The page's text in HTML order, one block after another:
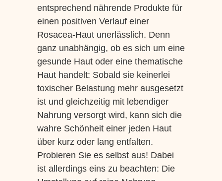
entsprechend nährende Produkte für
einen positiven Verlauf einer
Rosacea-Haut unerlässlich. Denn
ganz unabhängig, ob es sich um eine
gesunde Haut oder eine thematische
Haut handelt: Sobald sie keinerlei
toxischer Belastung mehr ausgesetzt
ist und gleichzeitig mit lebendiger
Nahrung versorgt wird, kann sich die
wahre Schönheit einer jeden Haut
über kurz oder lang entfalten.
Probieren Sie es selbst aus! Dabei
ist allerdings eins zu beachten: Die